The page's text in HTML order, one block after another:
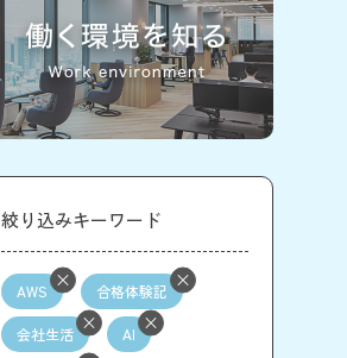
絞り込みキーワード
AWS 合格体験記
会社生活 AI